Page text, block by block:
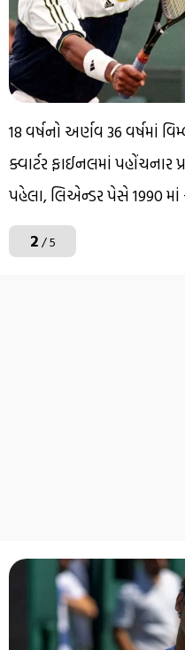
18 વર્ષનો અર્ણવ 36 વર્ષમાં
ક્વાર્ટર ફાઈનલમાં
પહેલા, લિએન્ડર પેસે 1990
2/ 5